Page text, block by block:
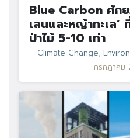
Blue Carbon ศัก
เลนและหญ้าทะเล
ป่าไม้ 5-10 เท่า
Climate Change,
กรกฎาคม